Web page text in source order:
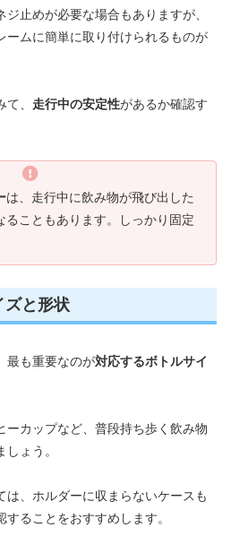
止めが必要な場合もありますが、
ームに簡単に取り付けられるものが
、 走行中の安定性があるか確認す
は、走行中に飲み物が飛び出した
ることもあります。しっかり固定
ズと形状
最も重要なのが対応するボトルサイ
ーカップなど、普段持ち歩く飲み物
ょう。
は、ホルダーに収まらないケースも
ることをおすすめします。